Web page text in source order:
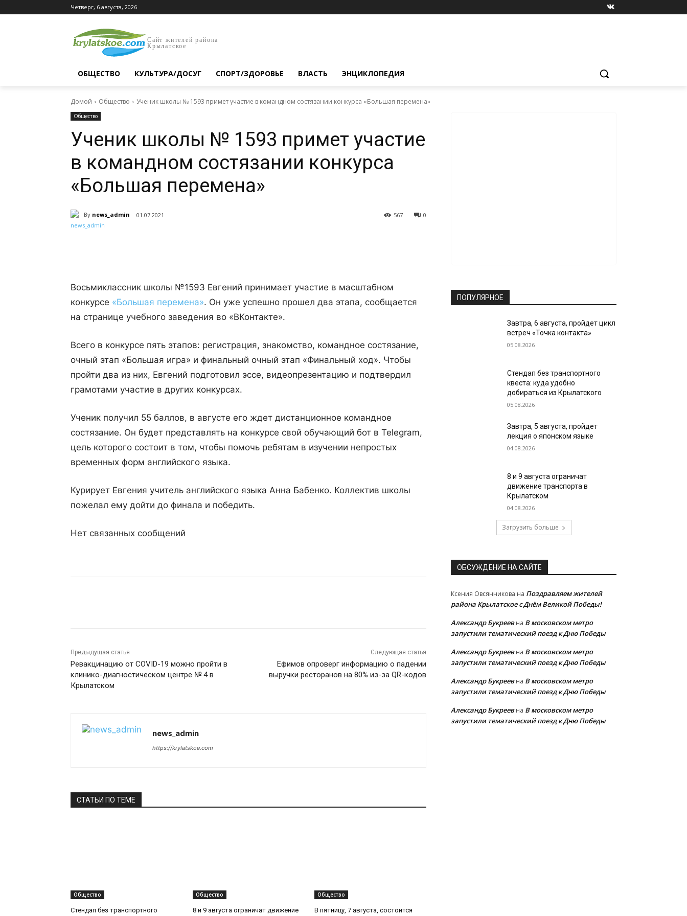
Четверг, 6 августа, 2026
Сайт жителей района
Крылатское
ОБЩЕСТВО КУЛЬТУРА/ДОСУГ СПОРТ/ЗДОРОВЬЕ ВЛАСТЬ ЭНЦИКЛОПЕДИЯ
Домой Общество Ученик школы № 1593 примет участие в командном состязании конкурса «Большая перемена»
Общество
Ученик школы № 1593 примет участие
в командном состязании конкурса
«Большая перемена»
By news_admin 01.07.2021 0
567
Восьмиклассник школы №1593 Евгений принимает участие в масштабном
конкурсе «Большая перемена». Он уже успешно прошел два этапа, сообщается
на странице учебного заведения во «ВКонтакте».
Всего в конкурсе пять этапов: регистрация, знакомство, командное состязание,
очный этап «Большая игра» и финальный очный этап «Финальный ход». Чтобы
пройти два из них, Евгений подготовил эссе, видеопрезентацию и подтвердил
грамотами участие в других конкурсах.
Ученик получил 55 баллов, в августе его ждет дистанционное командное
состязание. Он будет представлять на конкурсе свой обучающий бот в Telegram,
цель которого состоит в том, чтобы помочь ребятам в изучении непростых
временных форм английского языка.
Курирует Евгения учитель английского языка Анна Бабенко. Коллектив школы
пожелал ему дойти до финала и победить.
Нет связанных сообщений
Предыдущая статья
Ревакцинацию от COVID-19 можно пройти в
клинико-диагностическом центре № 4 в
Крылатском
Следующая статья
Ефимов опроверг информацию о падении
выручки ресторанов на 80% из-за QR-кодов
news_admin
https://krylatskoe.com
СТАТЬИ ПО ТЕМЕ
Общество
Стендап без транспортного
Общество
8 и 9 августа ограничат движение
Общество
В пятницу, 7 августа, состоится
ПОПУЛЯРНОЕ
Завтра, 6 августа, пройдет цикл
встреч «Точка контакта»
05.08.2026
Стендап без транспортного
квеста: куда удобно
добираться из Крылатского
05.08.2026
Завтра, 5 августа, пройдет
лекция о японском языке
04.08.2026
8 и 9 августа ограничат
движение транспорта в
Крылатском
04.08.2026
Загрузить больше
ОБСУЖДЕНИЕ НА САЙТЕ
Ксения Овсянникова на Поздравляем жителей
района Крылатское с Днём Великой Победы!
Александр Букреевна В московском метро
запустили тематический поезд к Дню Победы
Александр Букреевна В московском метро
запустили тематический поезд к Дню Победы
Александр Букреевна В московском метро
запустили тематический поезд к Дню Победы
Александр Букреевна В московском метро
запустили тематический поезд к Дню Победы